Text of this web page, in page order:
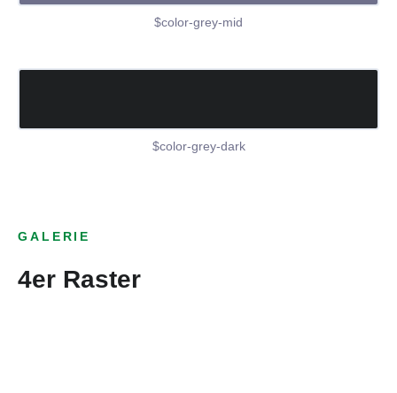
$color-grey-mid
$color-grey-dark
GALERIE
4er Raster